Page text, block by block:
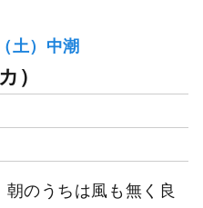
土）中潮
）
のうちは風も無く良